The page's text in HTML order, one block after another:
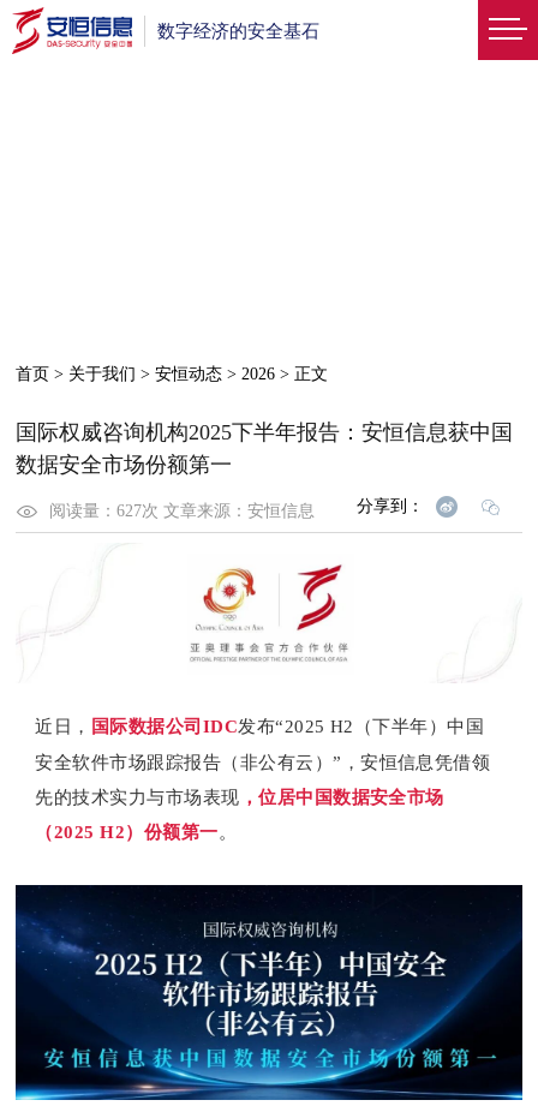
数字经济的安全基石
首页 > 关于我们 >安恒动态 >2026 > 正文
国际权威咨询机构2025下半年报告：安恒信息获中国
数据安全市场份额第一
阅读量：627次文章来源：安恒信息 分享到：
近日， 国际数据公司IDC发布“2025 H2（下半年）中国
安全软件市场跟踪报告 （非公有云）” ，安恒信息凭借领
先的技术实力与市场表现 ，位居中国数据安全市场
（2025 H2） 份额第一。